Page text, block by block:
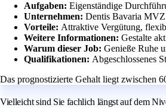
Aufgaben: Eigenständige
Unternehmen: Dentis Bavaria
Vorteile: Attraktive Vergütung,
Weitere Informationen: Gestalte
Warum dieser Job: Genieße Ruhe
Qualifikationen: Abgeschlossenes
Das prognostizierte Gehalt liegt zwischen
Vielleicht sind Sie fachlich längst auf dem